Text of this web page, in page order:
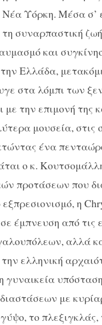
Υόρκη. Μέσα σ’
συναρπαστική
και
Ελλάδα,
στα λόμπι των
με την επιμονή της
μουσεία, στις
ένα
ο κ.
προτάσεων που
η
έμπνευση από τις
αλλά
ελληνική
γυναικεία
με
το πλεξιγκλάς,